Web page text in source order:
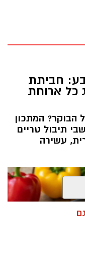
חביתת
כל ארוחת
המתכון
תיבול טריים
עשירה